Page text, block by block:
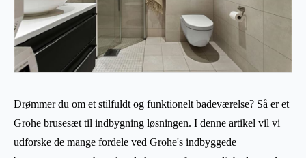
Drømmer du om et stilfuldt og funktionelt badeværelse? Så er et
Grohe brusesæt til indbygning løsningen. I denne artikel vil vi
udforske de mange fordele ved Grohe's indbyggede